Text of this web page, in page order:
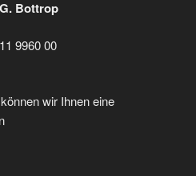
Bottrop
9960 00
wir Ihnen eine